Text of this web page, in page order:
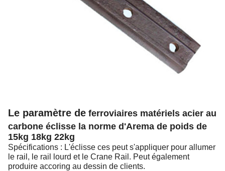
Le paramètre de ferroviaires matériels acier au
carbone éclisse la norme d'Arema de poids de
15kg 18kg 22kg
Spécifications : L'éclisse ces peut s'appliquer pour allumer
le rail, le rail lourd et le Crane Rail. Peut également
produire accoring au dessin de clients.